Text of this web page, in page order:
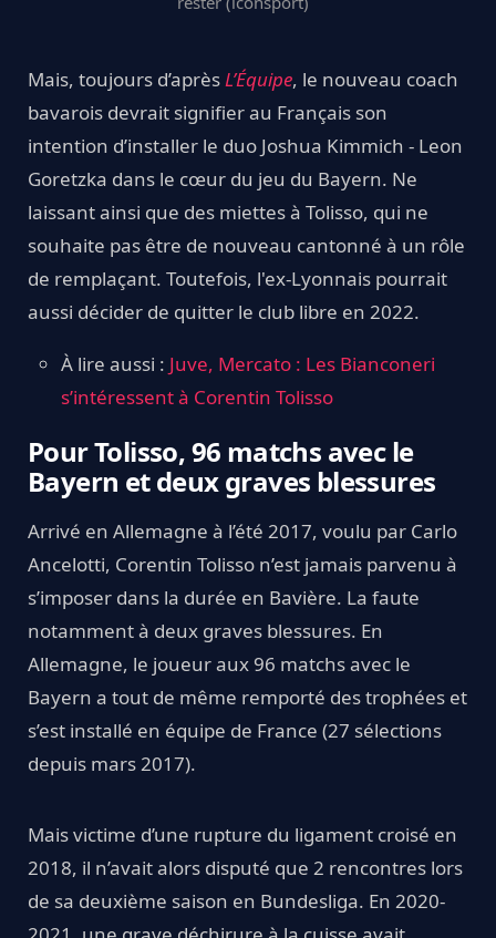
Mais, toujours d’aprèsL’Équipe, le nouveau coach
bavarois devrait signifier au Français son
intention d’installer le duo Joshua Kimmich - Leon
Goretzka dans le cœur du jeu du Bayern. Ne
laissant ainsi que des miettes à Tolisso, qui ne
souhaite pas être de nouveau cantonné à un rôle
de remplaçant. Toutefois, l'ex-Lyonnais pourrait
aussi décider de quitter le club libre en 2022.
À lire aussi : Juve, Mercato : Les Bianconeri
s’intéressent à Corentin Tolisso
Pour Tolisso, 96 matchs avec le
Bayern et deux graves blessures
Arrivé en Allemagne à l’été 2017, voulu par Carlo
Ancelotti, Corentin Tolisso n’est jamais parvenu à
s’imposer dans la durée en Bavière. La faute
notamment à deux graves blessures. En
Allemagne, le joueur aux 96 matchs avec le
Bayern a tout de même remporté des trophées et
s’est installé en équipe de France (27 sélections
depuis mars 2017).
Mais victime d’une rupture du ligament croisé en
2018, il n’avait alors disputé que 2 rencontres lors
de sa deuxième saison en Bundesliga. En 2020-